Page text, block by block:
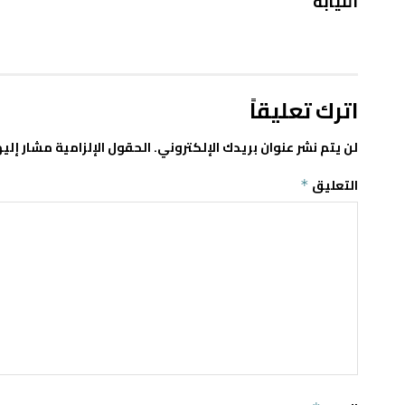
اترك تعليقاً
لن يتم نشر عنوان بريدك الإلكتروني.الحقول الإلزامية مشار
التعليق *